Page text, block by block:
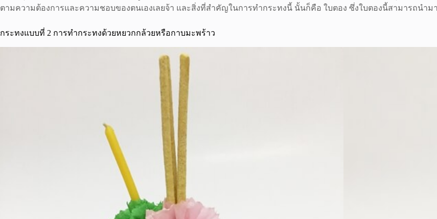
ตามความต้องการและความชอบของตนเองเลยจ้า และสิ่งที่สำคัญในการทำกระทงนี้ นั้นก็คือ ใบตอง ซึ่งใบตองนี้สามารถนำม
กระทงแบบที่ 2 การทำกระทงด้วยหยวกกล้วยหรือกาบมะพร้าว